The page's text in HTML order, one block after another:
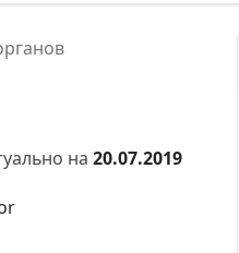
на 20.07.2019